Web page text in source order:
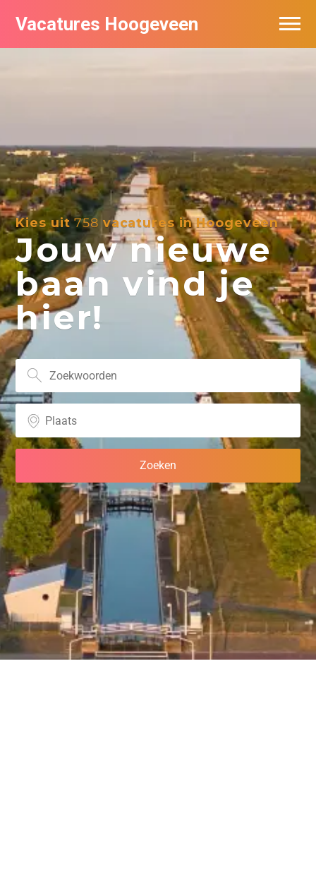
Vacatures Hoogeveen
Kies uit758 vacatures in Hoogeveen
Jouw nieuwe
baan vind je
hier!
Vacatures per bedrijf